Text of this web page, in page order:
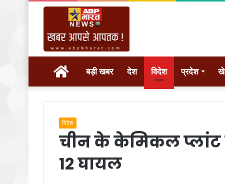
होम बड़ी खबर देश विदेश प्रदेश
विदेश
चीन के केमिकल प्लांट
12 घायल